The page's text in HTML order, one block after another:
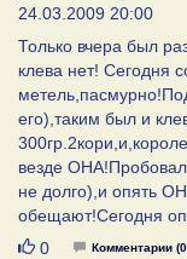
24.03.2009 20:00
Только вчера был
клева нет! Сегодня
его),таким был и
везде ОНА!Пробовал
не долго),и опять
обещают!Сегодня
Нравится
0 Комментарии